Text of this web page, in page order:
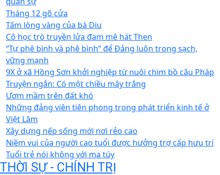
Tháng 12 gõ cửa
Tấm lòng vàng của bà Diu
Cô học trò truyền lửa đam mê hát Then
“Tự phê bình và phê bình” để Đảng luôn trong sạch,
vững mạnh
9X ở xã Hồng Sơn khởi nghiệp từ nuôi chim bồ câu Pháp
Truyện ngắn: Có một chiều mây trắng
Ươm mầm trên đất khó
Những đảng viên tiên phong trong phát triển kinh tế ở
Việt Lâm
Xây dựng nếp sống mới nơi rẻo cao
Niềm vui của người cao tuổi được hưởng trợ cấp hưu trí
Tuổi trẻ nói không với ma túy
THỜI SỰ - CHÍNH TRỊ